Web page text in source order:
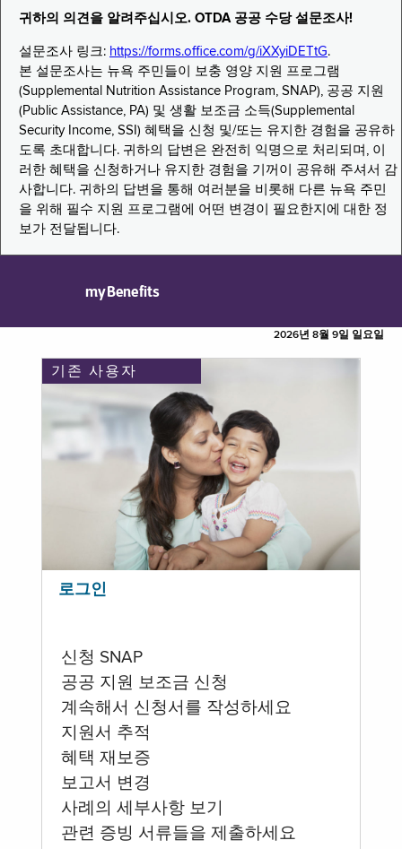
귀하의 의견을 알려주십시오. OTDA 공공 수당 설문조사!
설문조사 링크: https://forms.office.com/g/iXXyiDETtG.
본 설문조사는 뉴욕 주민들이 보충 영양 지원 프로그램
(Supplemental Nutrition Assistance Program, SNAP), 공공 지원
(Public Assistance, PA) 및 생활 보조금 소득(Supplemental
Security Income, SSI) 혜택을 신청 및/또는 유지한 경험을 공유하
도록 초대합니다. 귀하의 답변은 완전히 익명으로 처리되며, 이
러한 혜택을 신청하거나 유지한 경험을 기꺼이 공유해 주셔서 감
사합니다. 귀하의 답변을 통해 여러분을 비롯해 다른 뉴욕 주민
을 위해 필수 지원 프로그램에 어떤 변경이 필요한지에 대한 정
보가 전달됩니다.
myBenefits
2026년 8월 9일 일요일
기존 사용자
로그인
신청 SNAP
공공 지원 보조금 신청
계속해서 신청서를 작성하세요
지원서 추적
혜택 재보증
보고서 변경
사례의 세부사항 보기
관련 증빙 서류들을 제출하세요